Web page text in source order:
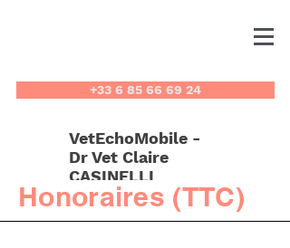
+33 6 85 66 69 24
VetEchoMobile -
Dr Vet Claire
CASINELLI
Honoraires (TTC)